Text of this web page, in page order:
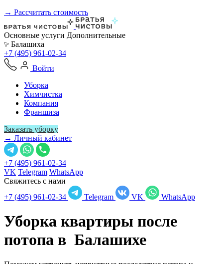
→ Рассчитать стоимость
Основные услуги Дополнительные
Балашиха
+7 (495) 961-02-34
Войти
Уборка
Химчистка
Компания
Франшиза
Заказать уборку
→ Личный кабинет
+7 (495) 961-02-34
VK Telegram WhatsApp
Свяжитесь с нами
+7 (495) 961-02-34
Telegram VK WhatsApp
Уборка квартиры после
потопа в Балашихе